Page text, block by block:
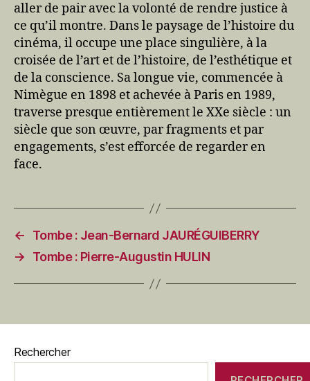
aller de pair avec la volonté de rendre justice à
ce qu’il montre. Dans le paysage de l’histoire du
cinéma, il occupe une place singulière, à la
croisée de l’art et de l’histoire, de l’esthétique et
de la conscience. Sa longue vie, commencée à
Nimègue en 1898 et achevée à Paris en 1989,
traverse presque entièrement le XXe siècle : un
siècle que son œuvre, par fragments et par
engagements, s’est efforcée de regarder en
face.
←
Tombe : Jean-Bernard JAURÉGUIBERRY
→
Tombe : Pierre-Augustin HULIN
Rechercher